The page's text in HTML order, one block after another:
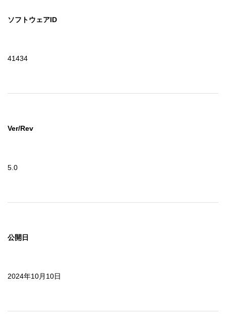
ソフトウェアID
41434
Ver/Rev
5.0
公開日
2024年10月10日